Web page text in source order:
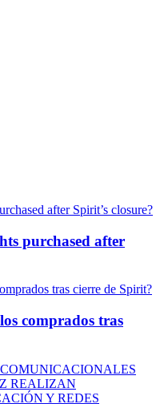
purchased after
comprados tras